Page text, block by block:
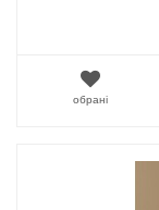
обрані